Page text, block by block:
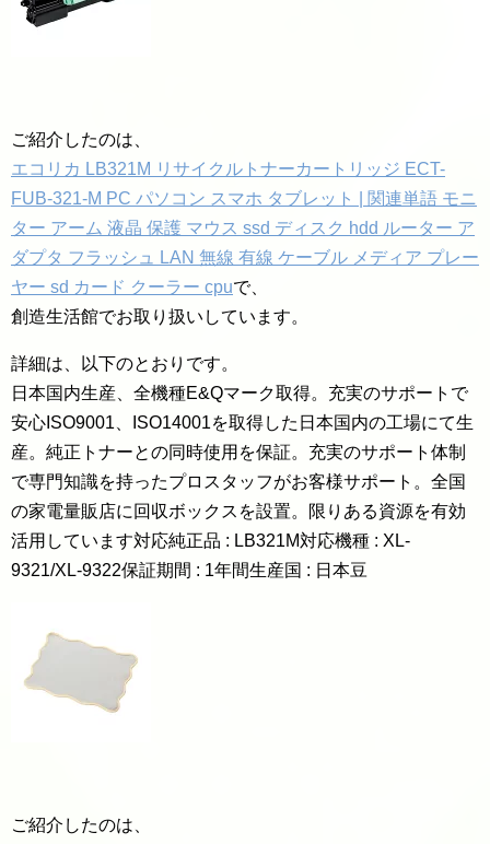
ご紹介したのは、
エコリカ LB321M リサイクルトナーカートリッジ ECT-
FUB-321-M PC パソコン スマホ タブレット | 関連単語 モニ
ター アーム 液晶 保護 マウス ssd ディスク hdd ルーター ア
ダプタ フラッシュ LAN 無線 有線 ケーブル メディア プレー
ヤー sd カード クーラー cpuで、
創造生活館でお取り扱いしています。
詳細は、以下のとおりです。
日本国内生産、全機種E&Qマーク取得。充実のサポートで
安心ISO9001、ISO14001を取得した日本国内の工場にて生
産。純正トナーとの同時使用を保証。充実のサポート体制
で専門知識を持ったプロスタッフがお客様サポート。全国
の家電量販店に回収ボックスを設置。限りある資源を有効
活用しています対応純正品 : LB321M対応機種 : XL-
9321/XL-9322保証期間 : 1年間生産国 : 日本豆
ご紹介したのは、